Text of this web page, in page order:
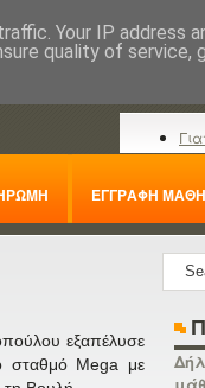
ΕΓΓΡΑΦΗ
εξαπέλυσε
σταθμό Mega με
Your IP address
quality of service,